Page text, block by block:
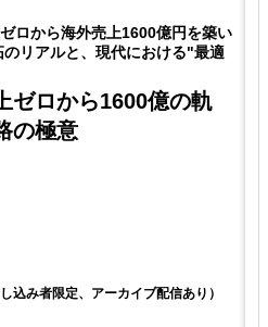
ロから海外売上1600億円を築い
リアルと、現代における"最適
ゼロから1600億の軌
の極意
込み者限定、アーカイブ配信あり）